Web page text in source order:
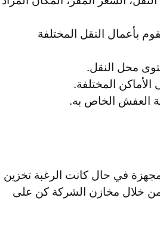
بأعمال النقل المختلفة
محل النقل.
العفش الخاص به.
في حال كانت الرغبة تخزين
خلال مخازن الشركة كن على